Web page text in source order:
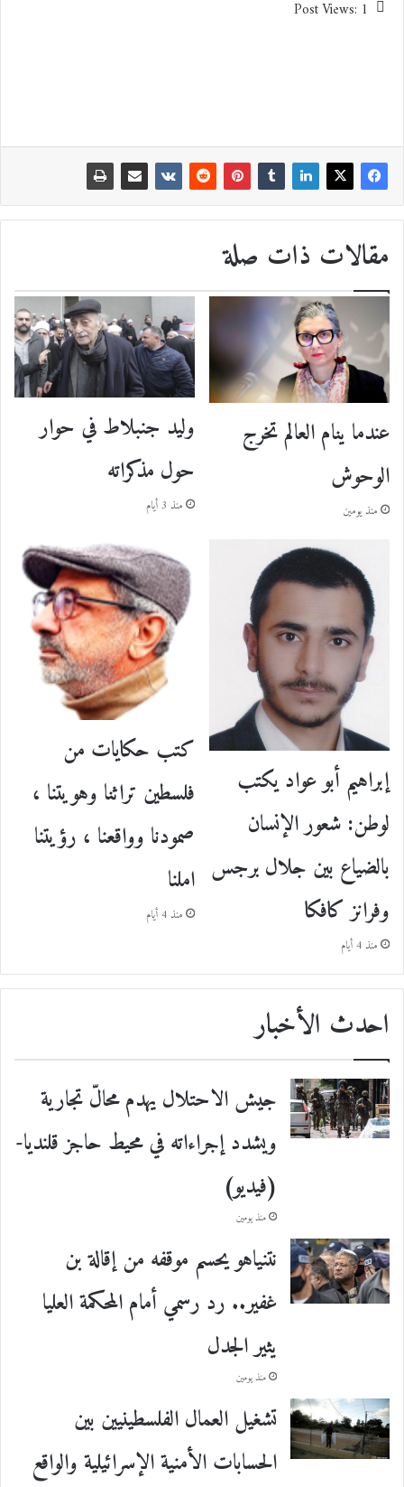
Post Views: 1
مقالات ذات صلة
عندما ينام العالم تخرج
الوحوش
منذ يومين
وليد جنبلاط في حوار
حول مذكراته
منذ 3 أيام
إبراهيم أبو عواد يكتب
لوطن: شعور الإنسان
بالضياع بين جلال برجس
وفرانز كافكا
منذ 4 أيام
كتب حكايات من
فلسطين تراثنا وهويتنا ،
صمودنا وواقعنا ، رؤيتنا
املنا
منذ 4 أيام
احدث الأخبار
جيش الاحتلال يهدم محالّ تجارية
ويشدد إجراءاته في محيط حاجز قلنديا-
(فيديو)
منذ يومين
نتنياهو يحسم موقفه من إقالة بن
غفير.. رد رسمي أمام المحكمة العليا
يثير الجدل
منذ يومين
تشغيل العمال الفلسطينيين بين
الحسابات الأمنية الإسرائيلية والواقع